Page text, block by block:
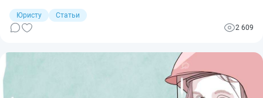
правовые последствия как для самих сотрудников, так и для
работодателей. Рассказываем, что является
профзаболеванием, как его определить и какие
обнаружении.
Юристу
Статьи
2 609